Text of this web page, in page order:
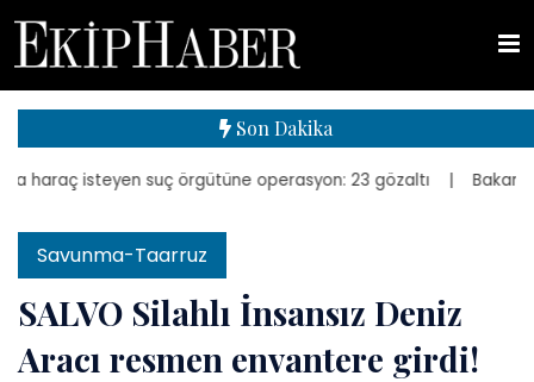
Son Dakika
isteyen suç örgütüne operasyon: 23 gözaltı | Bakan Kurum,
Savunma-Taarruz
SALVO Silahlı İnsansız Deniz
Aracı resmen envantere girdi!